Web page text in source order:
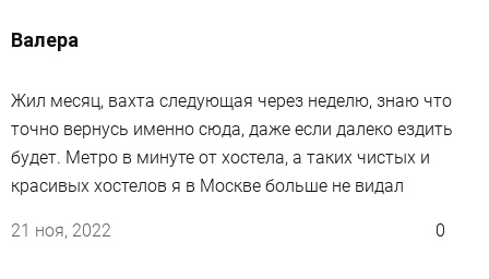
Валера
Жил месяц, вахта следующая через неделю, знаю что
точно вернусь именно сюда, даже если далеко ездить
будет. Метро в минуте от хостела, а таких чистых и
красивых хостелов я в Москве больше не видал
21 ноя, 2022 0